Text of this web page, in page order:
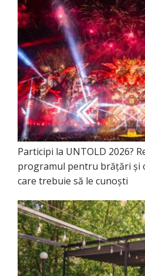
Participi la UNTOLD 2026?
programul pentru brățări și
care trebuie să le cunoști